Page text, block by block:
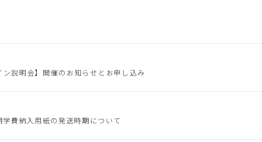
説明会】開催のお知らせとお申し込み
費納入用紙の発送時期について